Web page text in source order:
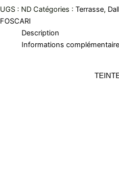
UGS : ND Catégories : Terrasse,
FOSCARI
Description
Informations